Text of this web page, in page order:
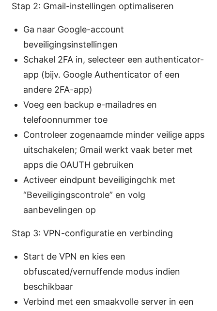
Stap 2: Gmail-instellingen optimaliseren
Ga naar Google-account
beveiligingsinstellingen
Schakel 2FA in, selecteer een authenticator-
app (bijv. Google Authenticator of een
andere 2FA-app)
Voeg een backup e-mailadres en
telefoonnummer toe
Controleer zogenaamde minder veilige apps
uitschakelen; Gmail werkt vaak beter met
apps die OAUTH gebruiken
Activeer eindpunt beveiligingchk met
“Beveiligingscontrole” en volg
aanbevelingen op
Stap 3: VPN-configuratie en verbinding
Start de VPN en kies een
obfuscated/vernuffende modus indien
beschikbaar
Verbind met een smaakvolle server in een